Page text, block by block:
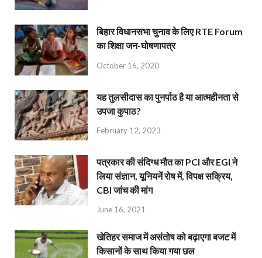
बिहार विधानसभा चुनाव के लिए RTE Forum
का शिक्षा जन-घोषणापत्र
October 16, 2020
यह तुलसीदास का पुनर्पाठ है या आत्महीनता से
उपजा कुपाठ?
February 12, 2023
पत्रकार की संदिग्ध मौत का PCI और EGI ने
लिया संज्ञान, यूनियनें रोष में, विपक्ष सक्रिय,
CBI जांच की मांग
June 16, 2021
खेतिहर समाज में असंतोष को बढ़ाएगा बजट में
किसानों के साथ किया गया छल